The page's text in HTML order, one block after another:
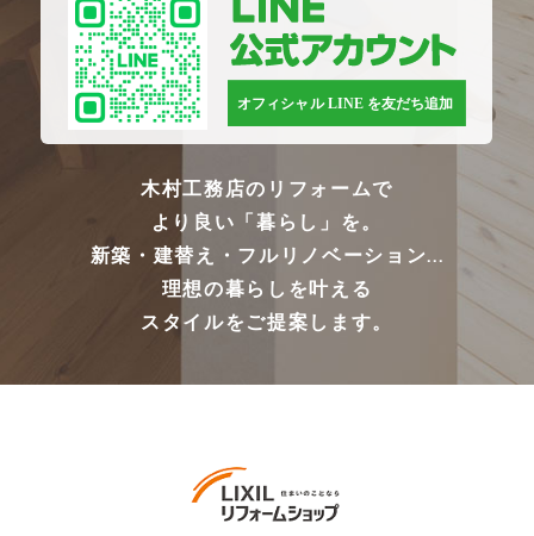
木村工務店のリフォームで
より良い「暮らし」を。
新築・建替え・フルリノベーション...
理想の暮らしを叶える
スタイルをご提案します。